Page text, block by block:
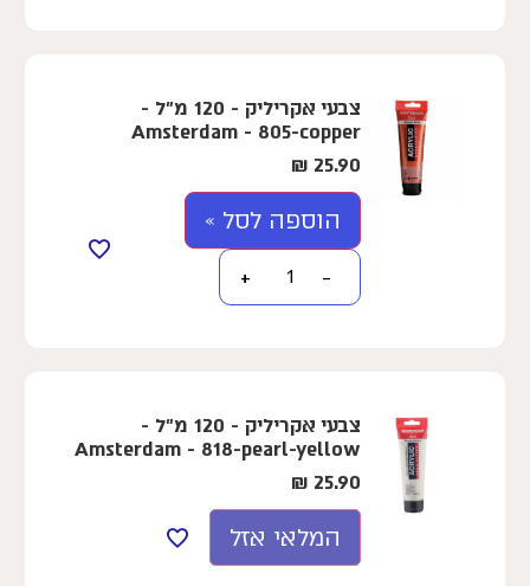
צבעי אקריליק - 120 מ"ל -
Amsterdam - 805-copper
25.90
₪
הוספה לסל »
−
+
צבעי אקריליק - 120 מ"ל -
Amsterdam - 818-pearl-yellow
25.90
₪
המלאי אזל